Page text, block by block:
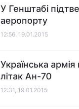
У Генштабі
аеропорту
12:56, 19.01.2015
Українська
літак Ан-70
12:31, 19.01.2015